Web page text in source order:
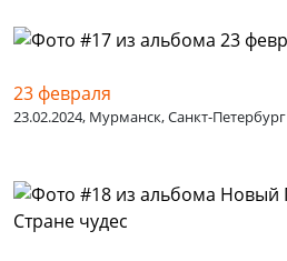
23 февраля
23.02.2024, Мурманск, Санкт-Петербург